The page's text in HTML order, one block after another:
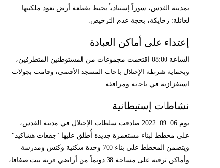
بمدينة القدس، سوراً إستنادياً يحيط بقطعة أرض تعود ملكيتها
لعائلة: زحايكة، بحجة عدم الترخيص.
إعتداء على أماكن العبادة
الساعة 08:00 اقتحمت مجموعات من المستوطنين المتطرفين،
وبحماية شرطة الإحتلال باحات المسجد الأقصى، وقامت بجولات
استفزازية في باحاته ومرافقه.
نشاطات إستيطانية
يوم 06. 09. 2022 صادقت سلطات الإحتلال في مدينة القدس،
على مخطط لبناء مستعمرة جديدة أُطلق عليها "جفعات هشاكيد"
ويتضمن المخطط على بناء 700 وحدة سكنية وكنس ومدرسة
وأماكن ترفيه على مساحة 38 دونماً من أراضي قرية بيت صفافا،